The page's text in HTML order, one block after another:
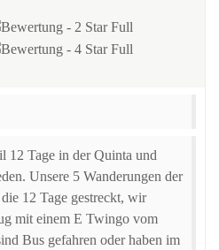
12 Tage in der Quinta und
Unsere 5 Wanderungen der
12 Tage gestreckt, wir
mit einem E Twingo vom
Bus gefahren oder haben im